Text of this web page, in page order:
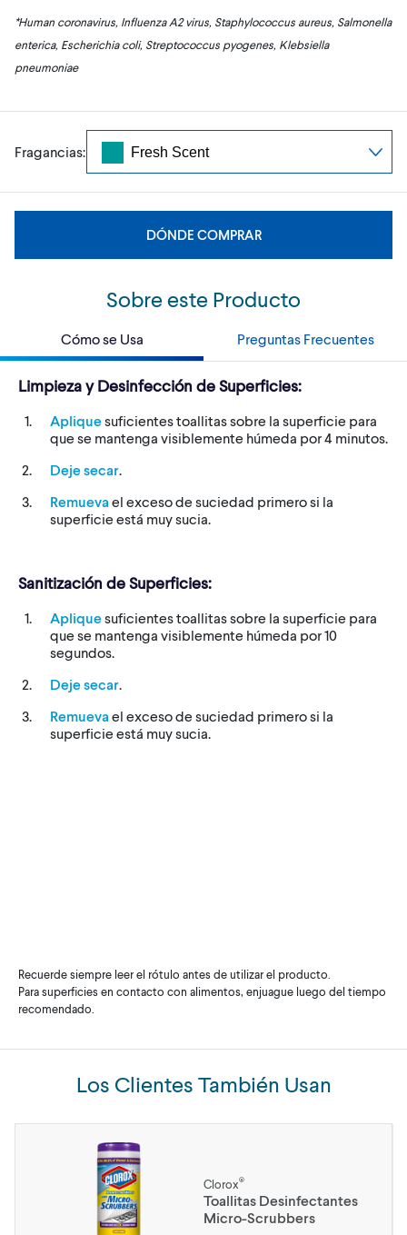
*Human coronavirus, Influenza A2 virus, Staphylococcus aureus, Salmonella
enterica, Escherichia coli, Streptococcus pyogenes, Klebsiella
pneumoniae
Fragancias:
DÓNDE COMPRAR
Sobre este Producto
Cómo se Usa Preguntas Frecuentes
Limpieza y Desinfección de Superficies:
Apliquesuficientes toallitas sobre la superficie para
que se mantenga visiblemente húmeda por 4 minutos.
Deje secar
Remueva el exceso de suciedad primero si la
superficie está muy sucia.
Sanitización de Superficies:
Apliquesuficientes toallitas sobre la superficie para
que se mantenga visiblemente húmeda por 10
segundos.
Deje secar
Remueva el exceso de suciedad primero si la
superficie está muy sucia.
Recuerde siempre leer el rótulo antes de utilizar el producto.
Para superficies en contacto con alimentos, enjuague luego del tiempo
recomendado.
Los Clientes También Usan
Clorox®
Toallitas Desinfectantes
Micro-Scrubbers